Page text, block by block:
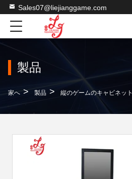
Sales07@liejianggame.com
製品
家へ > 製品 > 縦のゲームのキャビネット